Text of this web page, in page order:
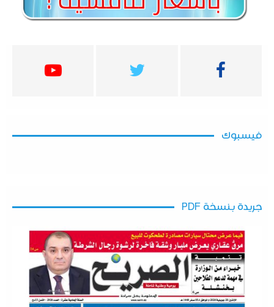
فيسبوك
جريدة بنسخة PDF